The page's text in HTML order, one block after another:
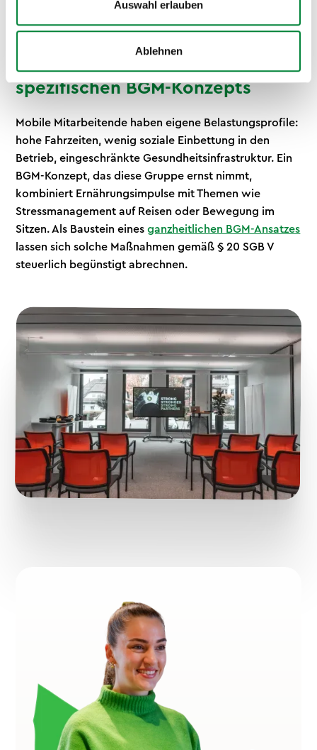
Auswahl erlauben
Ablehnen
Ideal als Teil eines Außendienst-
spezifischen BGM-Konzepts
Mobile Mitarbeitende haben eigene Belastungsprofile:
hohe Fahrzeiten, wenig soziale Einbettung in den
Betrieb, eingeschränkte Gesundheitsinfrastruktur. Ein
BGM-Konzept, das diese Gruppe ernst nimmt,
kombiniert Ernährungsimpulse mit Themen wie
Stressmanagement auf Reisen oder Bewegung im
Sitzen. Als Baustein einesganzheitlichen BGM-Ansatzes
lassen sich solche Maßnahmen gemäß § 20 SGB V
steuerlich begünstigt abrechnen.